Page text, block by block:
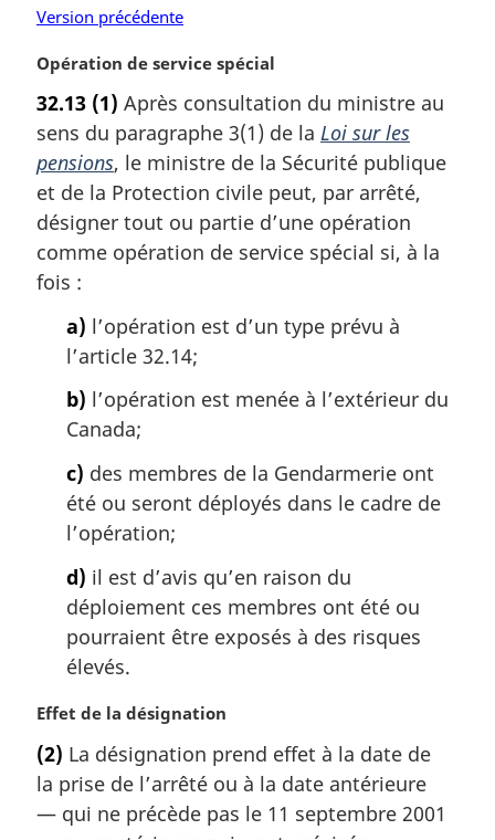
e
:
Version précédente
N
t
e
m
a
g
i
n
Opération de service spécial
32.13 (1) Après consultation du ministre au
sens du paragraphe 3(1) de la Loi sur les
pensions, le ministre de la Sécurité publique
et de la Protection civile peut, par arrêté,
désigner tout ou partie d’une opération
comme opération de service spécial si, à la
fois :
a) l’opération est d’un type prévu à
l’article 32.14;
b) l’opération est menée à l’extérieur du
Canada;
c) des membres de la Gendarmerie ont
été ou seront déployés dans le cadre de
l’opération;
d) il est d’avis qu’en raison du
déploiement ces membres ont été ou
pourraient être exposés à des risques
élevés.
N
t
e
m
Effet de la désignation
(2) La désignation prend effet à la date de
la prise de l’arrêté ou à la date antérieure
— qui ne précède pas le 11 septembre 2001